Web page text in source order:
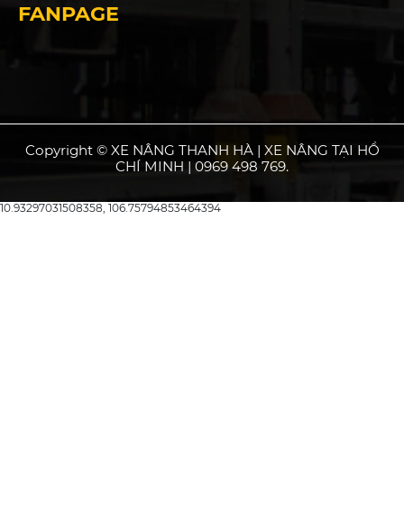
FANPAGE
Copyright © XE NÂNG THANH HÀ | XE NÂNG TẠI HỒ
CHÍ MINH | 0969 498 769.
10.93297031508358, 106.75794853464394